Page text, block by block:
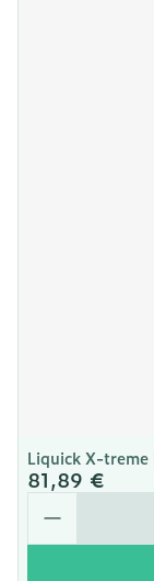
Liquick X-treme
81,89 €
Quantité